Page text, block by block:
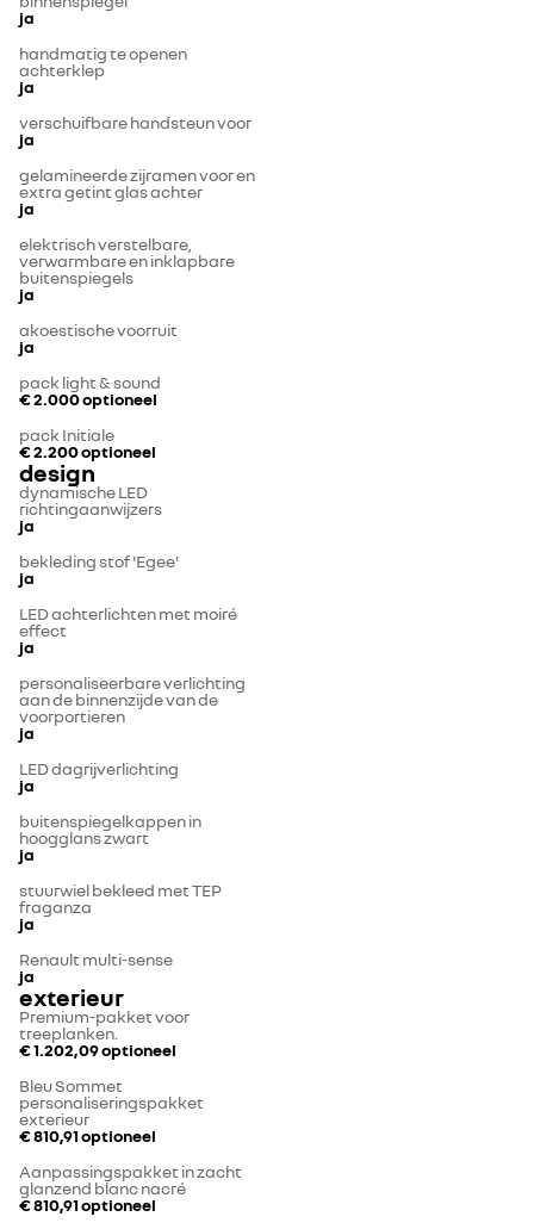
ja
handmatig te openen
achterklep
ja
verschuifbare handsteun voor
ja
gelamineerde zijramen voor en
extra getint glas achter
ja
elektrisch verstelbare,
verwarmbare en inklapbare
buitenspiegels
ja
akoestische voorruit
ja
pack light & sound
€ 2.000optioneel
pack Initiale
€ 2.200optioneel
design
dynamische LED
richtingaanwijzers
ja
bekleding stof 'Egee'
ja
LED achterlichten met moiré
effect
ja
personaliseerbare verlichting
aan de binnenzijde van de
voorportieren
ja
LED dagrijverlichting
ja
buitenspiegelkappen in
hoogglans zwart
ja
stuurwiel bekleed met TEP
fraganza
ja
Renault multi-sense
ja
exterieur
Premium-pakket voor
treeplanken.
€ 1.202,09optioneel
Bleu Sommet
personaliseringspakket
exterieur
€ 810,91optioneel
Aanpassingspakket in zacht
glanzend blanc nacré
€ 810,91optioneel